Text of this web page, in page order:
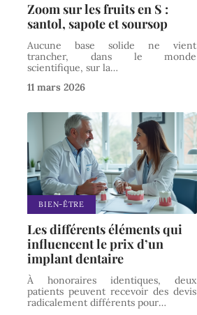
Zoom sur les fruits en S :
santol, sapote et soursop
Aucune base solide ne vient
trancher, dans le monde
scientifique, sur la…
11 mars 2026
BIEN-ÊTRE
Les différents éléments qui
influencent le prix d’un
implant dentaire
À honoraires identiques, deux
patients peuvent recevoir des devis
radicalement différents pour…